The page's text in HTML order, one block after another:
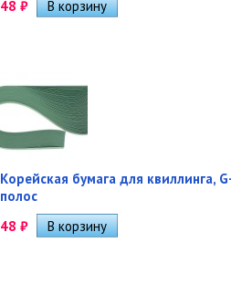
48 ₽
Корейская бумага для квиллинга,
полос
48 ₽